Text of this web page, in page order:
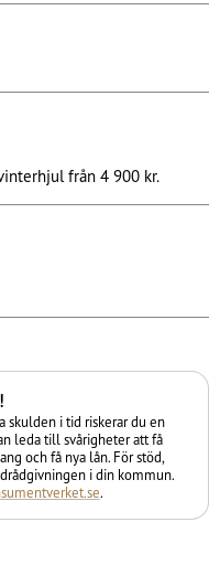
från 4 900 kr.
skulden i tid riskerar du en
leda till svårigheter att få
och få nya lån. För stöd,
i din kommun.
.